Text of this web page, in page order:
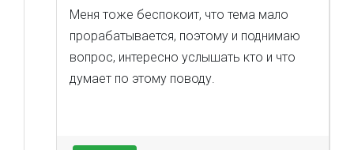
Меня тоже беспокоит, что тема мало
прорабатывается, поэтому и поднимаю
вопрос, интересно услышать кто и что
думает по этому поводу.